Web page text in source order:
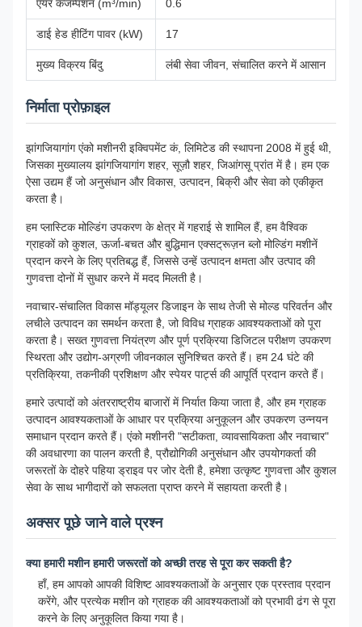
एयर कंजम्पशन (m³/min) 0.6
डाई हेड हीटिंग पावर (kW) 17
मुख्य विक्रय बिंदु लंबी सेवा जीवन, संचालित करने में आसान
निर्माता प्रोफ़ाइल
झांगजियागांग एंको मशीनरी इक्विपमेंट कं, लिमिटेड की स्थापना 2008 में हुई थी,
जिसका मुख्यालय झांगजियागांग शहर, सूज़ौ शहर, जिआंगसू प्रांत में है। हम एक
ऐसा उद्यम हैं जो अनुसंधान और विकास, उत्पादन, बिक्री और सेवा को एकीकृत
करता है।
हम प्लास्टिक मोल्डिंग उपकरण के क्षेत्र में गहराई से शामिल हैं, हम वैश्विक
ग्राहकों को कुशल, ऊर्जा-बचत और बुद्धिमान एक्सट्रूज़न ब्लो मोल्डिंग मशीनें
प्रदान करने के लिए प्रतिबद्ध हैं, जिससे उन्हें उत्पादन क्षमता और उत्पाद की
गुणवत्ता दोनों में सुधार करने में मदद मिलती है।
नवाचार-संचालित विकास मॉड्यूलर डिजाइन के साथ तेजी से मोल्ड परिवर्तन और
लचीले उत्पादन का समर्थन करता है, जो विविध ग्राहक आवश्यकताओं को पूरा
करता है। सख्त गुणवत्ता नियंत्रण और पूर्ण प्रक्रिया डिजिटल परीक्षण उपकरण
स्थिरता और उद्योग-अग्रणी जीवनकाल सुनिश्चित करते हैं। हम 24 घंटे की
प्रतिक्रिया, तकनीकी प्रशिक्षण और स्पेयर पार्ट्स की आपूर्ति प्रदान करते हैं।
हमारे उत्पादों को अंतरराष्ट्रीय बाजारों में निर्यात किया जाता है, और हम ग्राहक
उत्पादन आवश्यकताओं के आधार पर प्रक्रिया अनुकूलन और उपकरण उन्नयन
समाधान प्रदान करते हैं। एंको मशीनरी "सटीकता, व्यावसायिकता और नवाचार"
की अवधारणा का पालन करती है, प्रौद्योगिकी अनुसंधान और उपयोगकर्ता की
जरूरतों के दोहरे पहिया ड्राइव पर जोर देती है, हमेशा उत्कृष्ट गुणवत्ता और कुशल
सेवा के साथ भागीदारों को सफलता प्राप्त करने में सहायता करती है।
अक्सर पूछे जाने वाले प्रश्न
क्या हमारी मशीन हमारी जरूरतों को अच्छी तरह से पूरा कर सकती है?
हाँ, हम आपको आपकी विशिष्ट आवश्यकताओं के अनुसार एक प्रस्ताव प्रदान
करेंगे, और प्रत्येक मशीन को ग्राहक की आवश्यकताओं को प्रभावी ढंग से पूरा
करने के लिए अनुकूलित किया गया है।